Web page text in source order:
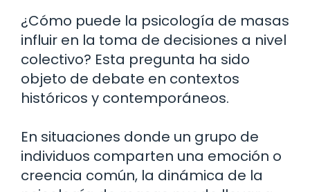
¿Cómo puede la psicología de masas
influir en la toma de decisiones a nivel
colectivo? Esta pregunta ha sido
objeto de debate en contextos
históricos y contemporáneos.
En situaciones donde un grupo de
individuos comparten una emoción o
creencia común, la dinámica de la